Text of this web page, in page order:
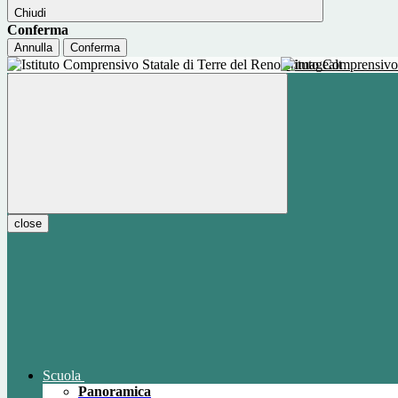
Chiudi
Conferma
Annulla Conferma
Istituto
close
Scuola
Panoramica